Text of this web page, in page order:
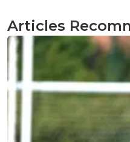
Articles